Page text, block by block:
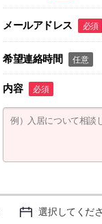
メールアドレス 必須
希望連絡時間 任意
内容 必須
選択してくだ